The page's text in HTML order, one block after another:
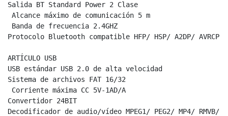
Salida BT Standard Power 2 Clase
Alcance máximo de comunicación 5 m
Banda de frecuencia 2.4GHZ
Protocolo Bluetooth compatible HFP/ HSP/ A2DP/ AVRCP
ARTÍCULO USB
USB estándar USB 2.0 de alta velocidad
Sistema de archivos FAT 16/32
Corriente máxima CC 5V-1AD/A
Convertidor 24BIT
Decodificador de audio/vídeo MPEG1/ PEG2/ MP4/ RMVB/